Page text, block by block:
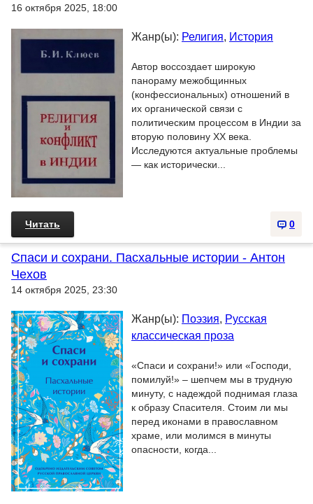
16 октября 2025, 18:00
Жанр(ы): Религия, История
Автор воссоздает широкую
панораму межобщинных
(конфессиональных) отношений в
их органической связи с
политическим процессом в Индии за
вторую половину XX века.
Исследуются актуальные проблемы
— как исторически...
0
Читать
Спаси и сохрани. Пасхальные истории - Антон
Чехов
14 октября 2025, 23:30
Жанр(ы): Поэзия, Русская
классическая проза
«Спаси и сохрани!» или «Господи,
помилуй!» – шепчем мы в трудную
минуту, с надеждой поднимая глаза
к образу Спасителя. Стоим ли мы
перед иконами в православном
храме, или молимся в минуты
опасности, когда...